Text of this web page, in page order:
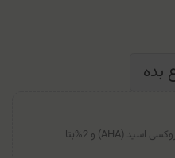
بده
سرم لایه‌بردار ترکیبی با 15%آلفا هیدروکسی اسید (AHA) و 2%بتا